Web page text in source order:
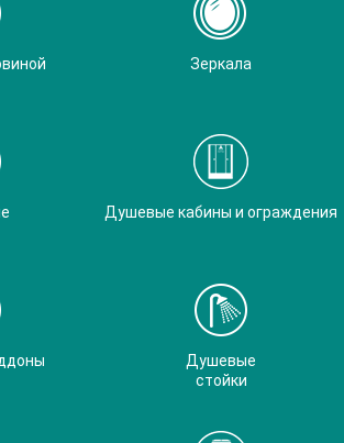
Зеркала
Душевые кабины и ограждения
Душевые
стойки